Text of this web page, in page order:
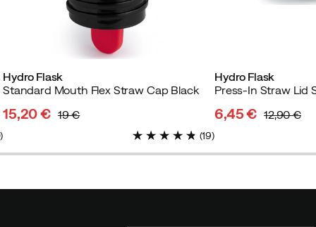
)
Hydro Flask
Standard Mouth Flex Straw Cap Black
15,20 € 19 €
(19)
Hydro Flask
Press-In Straw Lid
6,45 € 12,90 €